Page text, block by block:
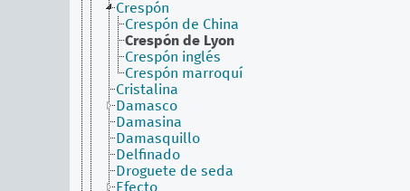
Crespón
Crespón de China
Crespón de Lyon
Crespón inglés
Crespón marroquí
Cristalina
Damasco
Damasina
Damasquillo
Delfinado
Droguete de seda
Efecto